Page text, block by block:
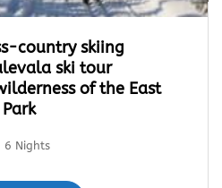
country skiing
ski tour
of the East
6 Nights